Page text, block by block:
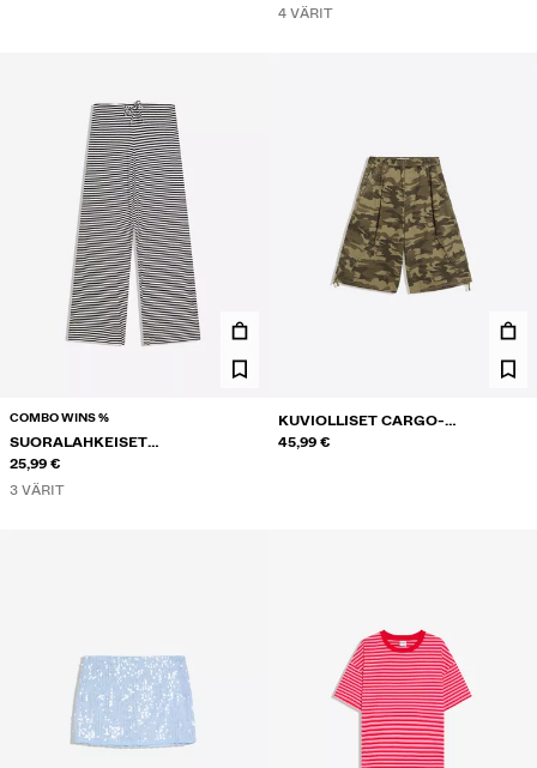
4 VÄRIT
COMBO WINS %
SUORALAHKEISET
RAITAHOUSUT PRINTTIKUOSILLA
25,99 €
3 VÄRIT
KUVIOLLISET CARGO-
BERMUDASHORTSIT
45,99 €